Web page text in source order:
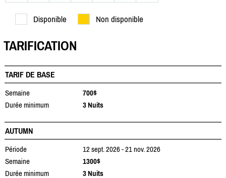
Disponible Non disponible
TARIFICATION
TARIF DE BASE
Semaine
700$
Durée minimum
3 Nuits
AUTUMN
Période
12 sept. 2026 - 21 nov. 2026
Semaine
1300$
Durée minimum
3 Nuits